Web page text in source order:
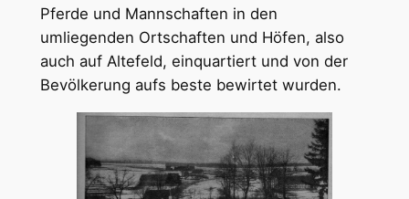
Pferde und Mannschaften in den
umliegenden Ortschaften und Höfen, also
auch auf Altefeld, einquartiert und von der
Bevölkerung aufs beste bewirtet wurden.